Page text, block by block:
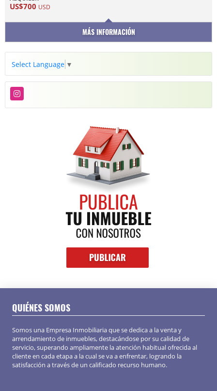
US$700 USD
MÁS INFORMACIÓN
Select Language ▼
Instagram
QUIÉNES SOMOS
Somos una Empresa Inmobiliaria que se dedica a la venta y
arrendamiento de inmuebles, destacándose por su calidad de
servicio, superando ampliamente la atención habitual ofrecida al
cliente en cada etapa a la cual se va a enfrentar, logrando la
satisfacción a través de un calificado recurso humano.